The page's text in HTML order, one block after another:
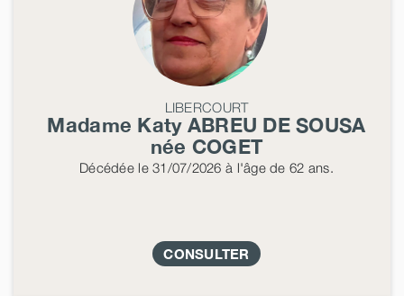
LIBERCOURT
Madame Katy ABREU DE SOUSA
née COGET
Décédéele 31/07/2026 à l'âge de 62 ans.
CONSULTER